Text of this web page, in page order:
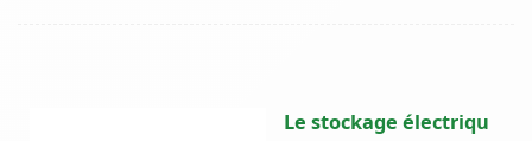
Le stockage électriqu